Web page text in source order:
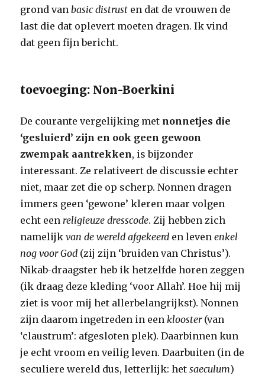
grond vanbasic distrust en dat de vrouwen de
last die dat oplevert moeten dragen. Ik vind
dat geen fijn bericht.
toevoeging: Non-Boerkini
De courante vergelijking met nonnetjes die
‘gesluierd’ zijn en ook geen gewoon
zwempak aantrekken, is bijzonder
interessant. Ze relativeert de discussie echter
niet, maar zet die op scherp. Nonnen dragen
immers geen ‘gewone’ kleren maar volgen
echt eenreligieuze dresscode. Zij hebben zich
namelijkvan de wereld afgekeerd en levenenkel
nog voor God (zij zijn ‘bruiden van Christus’).
Nikab-draagster heb ik hetzelfde horen zeggen
(ik draag deze kleding ‘voor Allah’. Hoe hij mij
ziet is voor mij het allerbelangrijkst). Nonnen
zijn daarom ingetreden in eenklooster(van
‘claustrum’: afgesloten plek). Daarbinnen kun
je echt vroom en veilig leven. Daarbuiten (in de
seculiere wereld dus, letterlijk: hetsaeculum)